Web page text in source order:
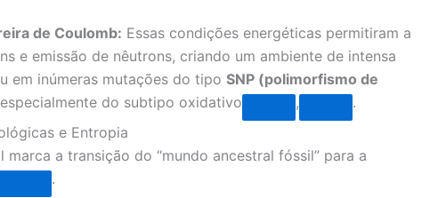
de Coulomb: Essas condições energéticas permitiram a
e emissão de nêutrons, criando um ambiente de intensa
em inúmeras mutações do tipo SNP (polimorfismo de
do subtipo oxidativo ,
.
e Entropia
marca a transição do “mundo ancestral fóssil” para a
.